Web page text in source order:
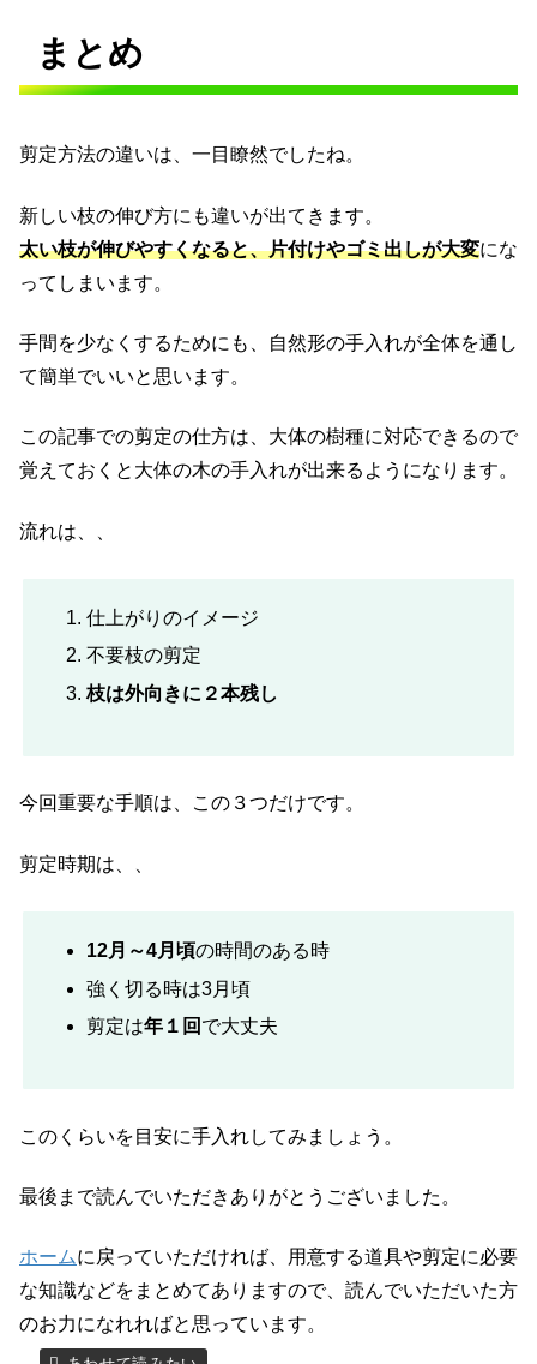
まとめ
剪定方法の違いは、一目瞭然でしたね。
新しい枝の伸び方にも違いが出てきます。
太い枝が伸びやすくなると、片付けやゴミ出しが大変にな
ってしまいます。
手間を少なくするためにも、自然形の手入れが全体を通し
て簡単でいいと思います。
この記事での剪定の仕方は、大体の樹種に対応できるので
覚えておくと大体の木の手入れが出来るようになります。
流れは、、
仕上がりのイメージ
不要枝の剪定
枝は外向きに２本残し
今回重要な手順は、この３つだけです。
剪定時期は、、
12月～4月頃の時間のある時
強く切る時は3月頃
剪定は年１回 で大丈夫
このくらいを目安に手入れしてみましょう。
最後まで読んでいただきありがとうございました。
ホームに戻っていただければ、用意する道具や剪定に必要
な知識などをまとめてありますので、読んでいただいた方
のお力になれればと思っています。